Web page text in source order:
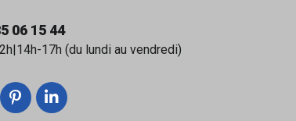
06 15 44
17h (du lundi au vendredi)